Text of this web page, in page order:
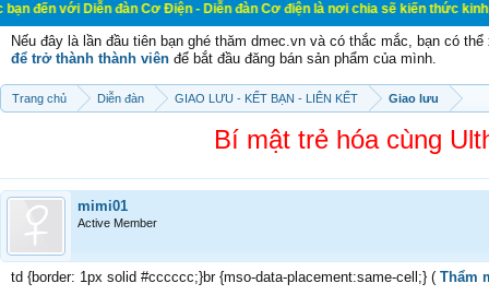
Diễn đàn Cơ Điện - Diễn đàn Cơ điện là nơi chia sẽ kiến thức kinh nghiệm
Nếu đây là lần đầu tiên bạn ghé thăm dmec.vn và có thắc mắc, bạn có
để trở thành thành viên để bắt đầu đăng bán sản phẩm của mình.
Trang chủ Diễn đàn GIAO LƯU - KẾT BẠN - LIÊN KẾT Giao lưu
Bí mật trẻ hóa cùng
mimi01
Active Member
td {border: 1px solid #cccccc;}br {mso-data-placement:same-cell;} ( Thẩm